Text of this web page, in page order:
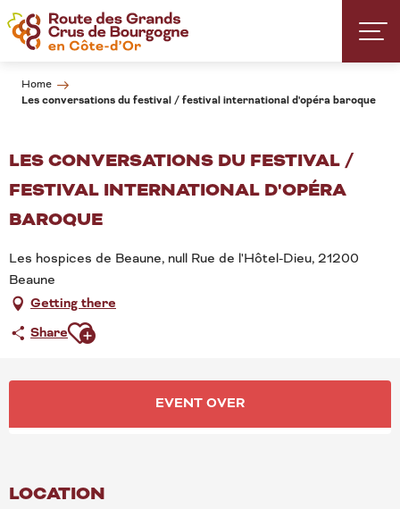
Aller
au
contenu
Home
Les conversations du festival / festival international d'opéra baroque
LES CONVERSATIONS DU FESTIVAL /
FESTIVAL INTERNATIONAL D'OPÉRA
BAROQUE
Les hospices de Beaune, null Rue de l'Hôtel-Dieu, 21200
Beaune
Getting there
ShareAjouter aux favoris
OPENING HOURS &
EVENT OVER
LOCATION